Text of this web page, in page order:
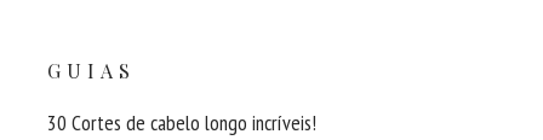
GUIAS
30 Cortes de cabelo longo incríveis!